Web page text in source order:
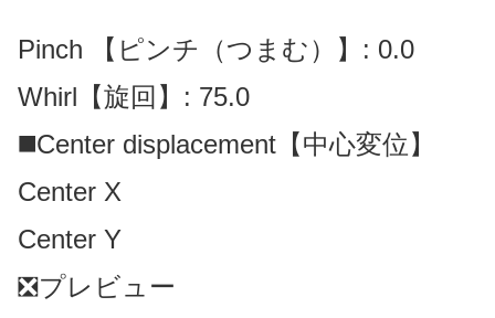
Pinch 【ピンチ（つまむ）】: 0.0
Whirl【旋回】: 75.0
◼️Center displacement【中心変位 】
Center X
Center Y
❎プレビュー